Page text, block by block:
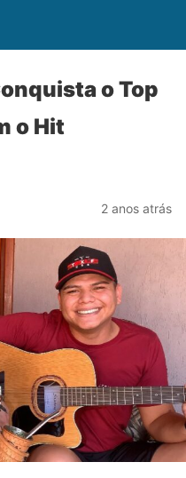
o Top
o Hit
2 anos atrás